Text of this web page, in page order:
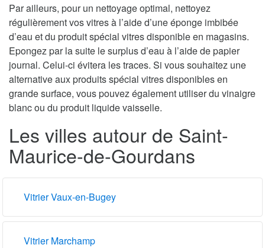
Par ailleurs, pour un nettoyage optimal, nettoyez
régulièrement vos vitres à l’aide d’une éponge imbibée
d’eau et du produit spécial vitres disponible en magasins.
Epongez par la suite le surplus d’eau à l’aide de papier
journal. Celui-ci évitera les traces. Si vous souhaitez une
alternative aux produits spécial vitres disponibles en
grande surface, vous pouvez également utiliser du vinaigre
blanc ou du produit liquide vaisselle.
Les villes autour de Saint-
Maurice-de-Gourdans
Vitrier Vaux-en-Bugey
Vitrier Marchamp